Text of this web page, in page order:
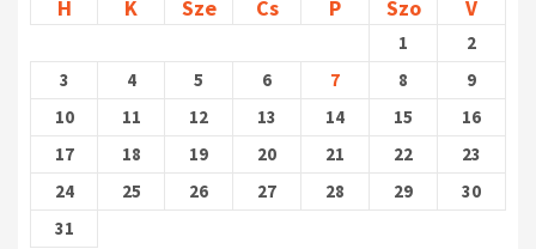
H K Sze Cs P Szo V
1
2
3
4 5 6 7 8
9
10
11 12 13 14 15
16
17
18 19 20 21 22
23
24
25 26 27 28 29
30
31